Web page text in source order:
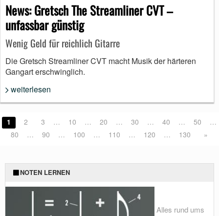
News: Gretsch The Streamliner CVT –
unfassbar günstig
Wenig Geld für reichlich Gitarre
Die Gretsch Streamliner CVT macht Musik der härteren
Gangart erschwinglich.
weiterlesen
1 2 3 … 10 … 20 … 30 … 40 … 50
…
80
… 90 … 100 … 110 … 120 … 130 »
NOTEN LERNEN
Alles rund ums